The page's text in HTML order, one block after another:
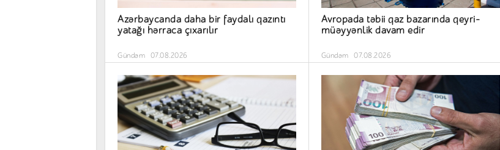
Azərbaycanda daha bir faydalı qazıntı
yatağı hərraca çıxarılır
Gündəm 07.08.2026
Avropada təbii qaz bazarında qeyri-
müəyyənlik davam edir
Gündəm 07.08.2026